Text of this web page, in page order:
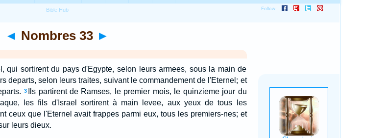
◄ Nombres 33 ►
qui sortirent du pays d'Egypte, selon leurs armees, sous la main de
departs, selon leurs traites, suivant le commandement de l'Eternel; et
3
Ils partirent de Ramses, le premier mois, le quinzieme jour du
les fils d'Israel sortirent à main levee, aux yeux de tous les
ceux que l'Eternel avait frappes parmi eux, tous les premiers-nes; et
leurs dieux.